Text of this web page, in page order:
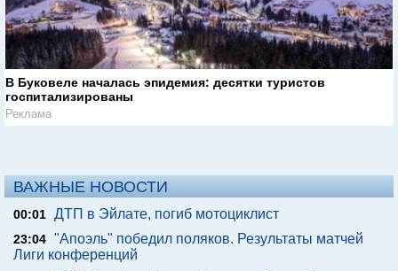
В Буковеле началась эпидемия: десятки туристов
госпитализированы
Реклама
ВАЖНЫЕ НОВОСТИ
00:01 ДТП в Эйлате, погиб мотоциклист
23:04 "Апоэль" победил поляков. Результаты матчей
Лиги конференций